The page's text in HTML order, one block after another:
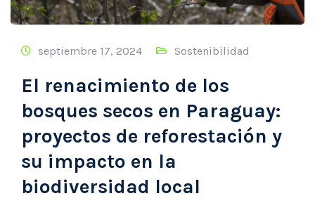
septiembre 17, 2024 Sostenibilidad
El renacimiento de los
bosques secos en Paraguay:
proyectos de reforestación y
su impacto en la
biodiversidad local